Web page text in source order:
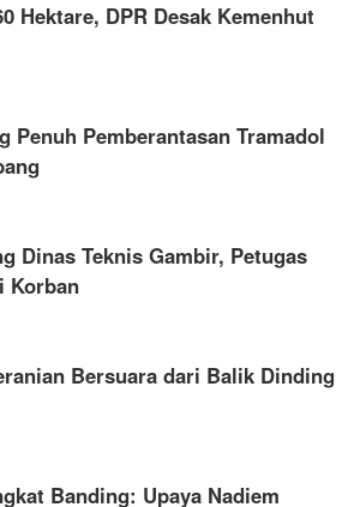
Hektare, DPR Desak Kemenhut
Penuh Pemberantasan Tramadol
Dinas Teknis Gambir, Petugas
Korban
Bersuara dari Balik Dinding
Banding: Upaya Nadiem